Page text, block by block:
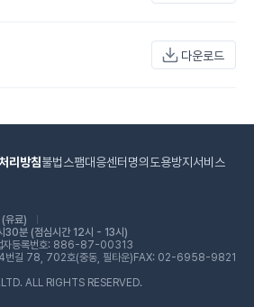
다운로드
리방침불법스팸대응센터 명의도용방지서비스
(유료)
분 (점심시간 12시 - 13시)
자등록번호: 886-87-00313
번길 78, 702호(중동, 필타운) FAX: 02-6958-9821
ALL RIGHTS RESERVED.